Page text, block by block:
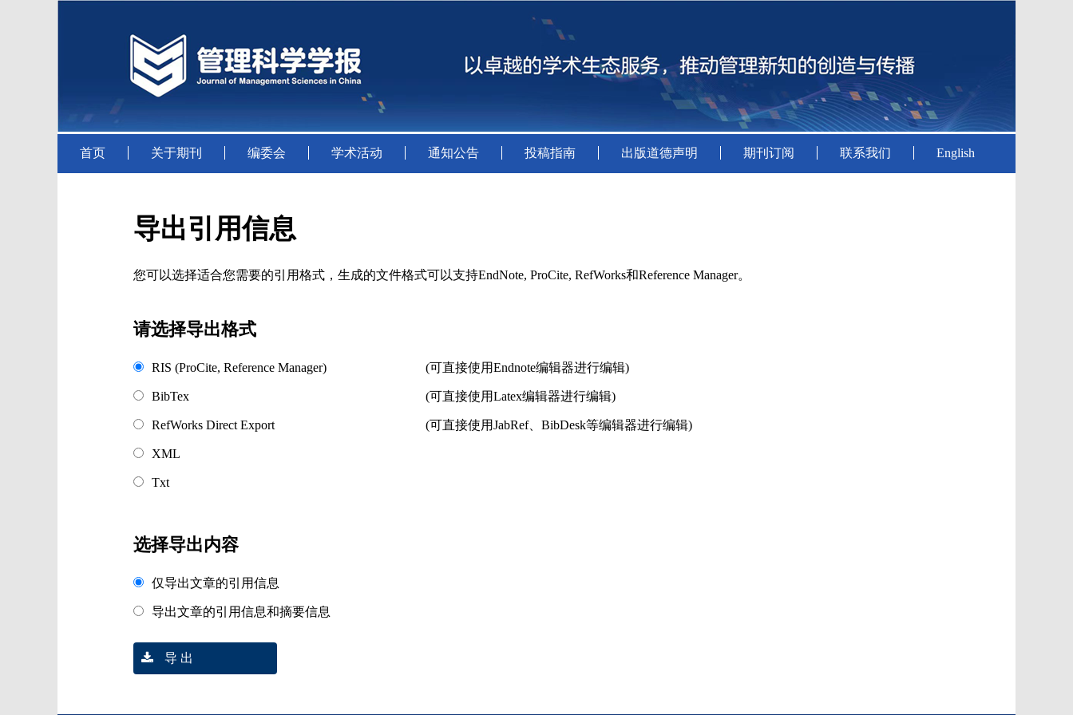
首页 关于期刊 编委会 学术活动 通知公告 投稿指南 出版道德声明 期刊订阅 联系我们 English
导出引用信息
您可以选择适合您需要的引用格式，生成的文件格式可以支持EndNote, ProCite, RefWorks和Reference Manager。
请选择导出格式
RIS (ProCite, Reference Manager) (可直接使用Endnote编辑器进行编辑)
BibTex (可直接使用Latex编辑器进行编辑)
RefWorks Direct Export (可直接使用JabRef、BibDesk等编辑器进行编辑)
XML
Txt
选择导出内容
仅导出文章的引用信息
导出文章的引用信息和摘要信息
导 出